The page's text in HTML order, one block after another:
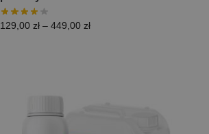
129,00 zł – 449,00 zł